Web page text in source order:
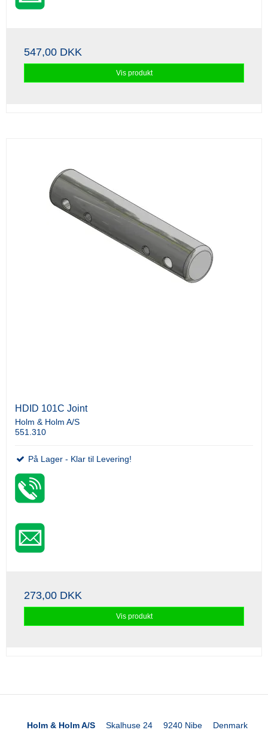
547,00 DKK
Vis produkt
HDID 101C Joint
Holm & Holm A/S
551.310
På Lager - Klar til Levering!
273,00 DKK
Vis produkt
Holm & Holm A/S Skalhuse 24 9240 Nibe
Denmark